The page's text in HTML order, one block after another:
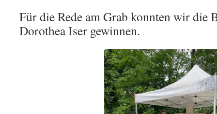
Für die Rede am Grab konnten wir die
Dorothea Iser gewinnen.